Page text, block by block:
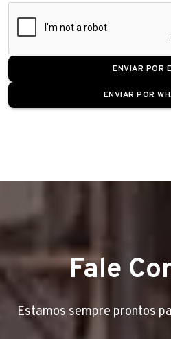
ENVIAR POR
ENVIAR POR
Fale
Estamos sempre prontos